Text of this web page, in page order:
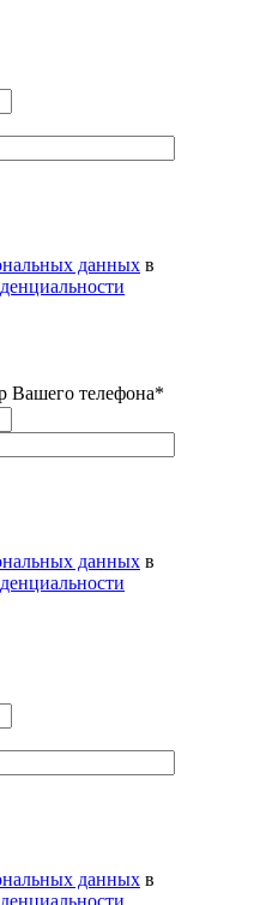
данных в
Вашего телефона*
данных в
данных в